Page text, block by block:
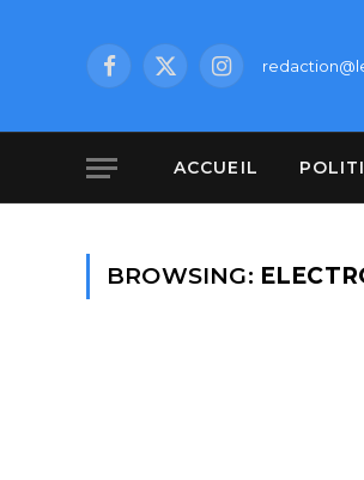
Facebook
X
Instagram
ACCUEIL
BROWSING: